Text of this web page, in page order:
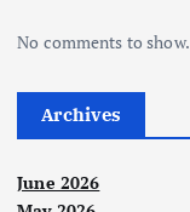
No comments to show.
Archives
June 2026